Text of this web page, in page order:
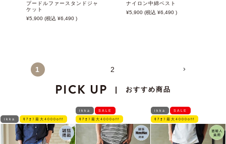
プードルファースタンドジャ
ケット
5,900
6,490
ナイロン中綿ベスト
5,900
6,490
1 2
PICK UP | おすすめ商品
ikka ﾓｱｵﾌ最大4000off
ikka SALE
ﾓｱｵﾌ最大4000off
ikka SALE
ﾓｱｵﾌ最大4000off